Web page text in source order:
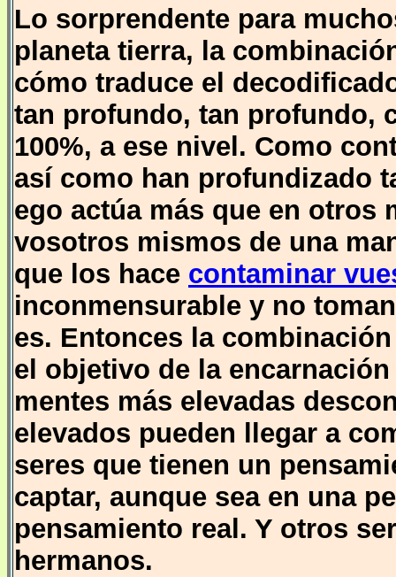
Lo sorprendente para
planeta tierra, la
cómo traduce el
tan profundo, tan profundo,
100%, a ese nivel. Como
así como han profundizado
ego actúa más que en otros
vosotros mismos de una
que los hace contaminar
inconmensurable y no
es. Entonces la
el objetivo de la
mentes más elevadas
elevados pueden llegar a
seres que tienen un
captar, aunque sea en una
pensamiento real. Y otros
hermanos.